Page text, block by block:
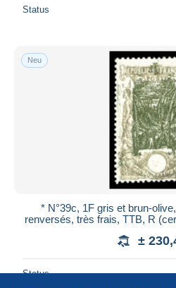
Status
Neu
* N°39c, 1F gris et brun-
renversés, très frais, TTB, R
±
Status